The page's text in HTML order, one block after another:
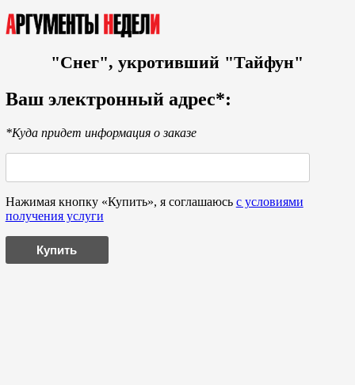
"Снег", укротивший "Тайфун"
Ваш электронный адрес*:
*Куда придет информация о заказе
Нажимая кнопку «Купить», я соглашаюсь с условиями
получения услуги